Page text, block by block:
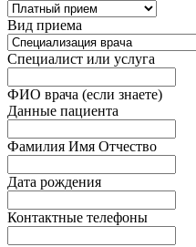
Вид приема
Специалист или услуга
ФИО врача (если знаете)
Данные пациента
Фамилия Имя Отчество
Дата рождения
Контактные телефоны